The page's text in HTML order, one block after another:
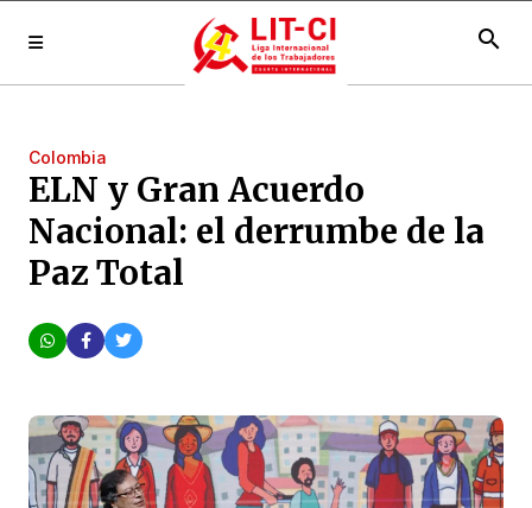
search
Colombia
ELN y Gran Acuerdo
Nacional: el derrumbe de la
Paz Total